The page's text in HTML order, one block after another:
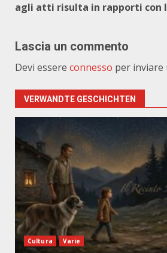
agli atti risulta in rapporti con
Lascia un commento
Devi essere connesso per inviare
VERWANDTE GESCHICHTEN
Cultura Varie